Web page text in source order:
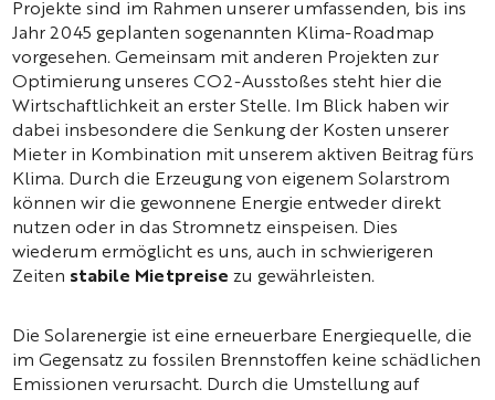
Projekte sind im Rahmen unserer umfassenden, bis ins
Jahr 2045 geplanten sogenannten Klima-Roadmap
vorgesehen. Gemeinsam mit anderen Projekten zur
Optimierung unseres CO2-Ausstoßes steht hier die
Wirtschaftlichkeit an erster Stelle. Im Blick haben wir
dabei insbesondere die Senkung der Kosten unserer
Mieter in Kombination mit unserem aktiven Beitrag fürs
Klima. Durch die Erzeugung von eigenem Solarstrom
können wir die gewonnene Energie entweder direkt
nutzen oder in das Stromnetz einspeisen. Dies
wiederum ermöglicht es uns, auch in schwierigeren
Zeiten stabile Mietpreise zu gewährleisten.
Die Solarenergie ist eine erneuerbare Energiequelle, die
im Gegensatz zu fossilen Brennstoffen keine schädlichen
Emissionen verursacht. Durch die Umstellung auf